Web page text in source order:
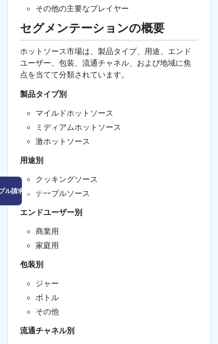
ル請求はこちら
その他の主要なプレイヤー
セグメンテーションの概要
ホットソース市場は、製品タイプ、用途、エンド
ユーザー、包装、流通チャネル、および地域に焦
点を当てて分類されています。
製品タイプ別
マイルドホットソース
ミディアムホットソース
激ホットソース
用途別
クッキングソース
テーブルソース
エンドユーザー別
商業用
家庭用
包装別
ジャー
ボトル
その他
流通チャネル別